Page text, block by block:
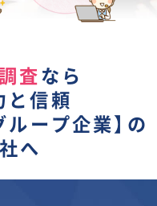
査 なら
と信頼
ループ企業】の
へ